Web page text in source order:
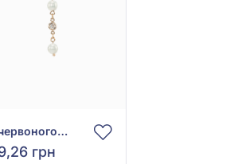
Сережки-підвіски з червоного золота 585° з фіанітами та перлами, арт. 480057
грн